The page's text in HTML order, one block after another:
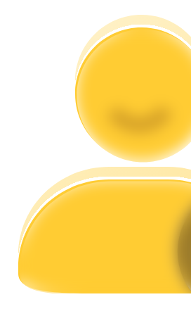
Guía de inicio de futuros
Estrategias comerciales
Aprenda cómo mantenerse rentable